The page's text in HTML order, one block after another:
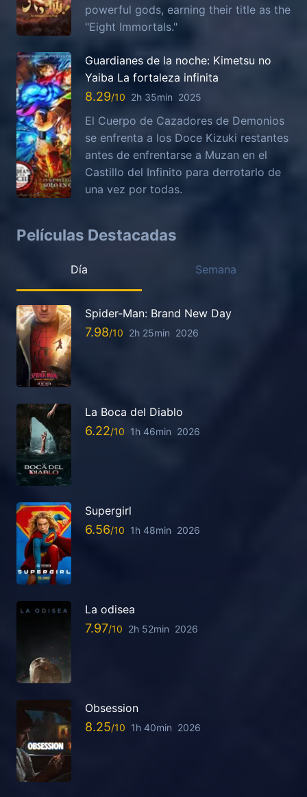
powerful gods, earning their title as the
"Eight Immortals."
Guardianes de la noche: Kimetsu no
Yaiba La fortaleza infinita
8.29 2h 35min 2025
El Cuerpo de Cazadores de Demonios
se enfrenta a los Doce Kizuki restantes
antes de enfrentarse a Muzan en el
Castillo del Infinito para derrotarlo de
una vez por todas.
Películas Destacadas
Día Semana
Spider-Man: Brand New Day
7.98 2h 25min 2026
La Boca del Diablo
6.22 1h 46min 2026
Supergirl
6.56 1h 48min 2026
La odisea
7.97 2h 52min 2026
Obsession
8.25 1h 40min 2026